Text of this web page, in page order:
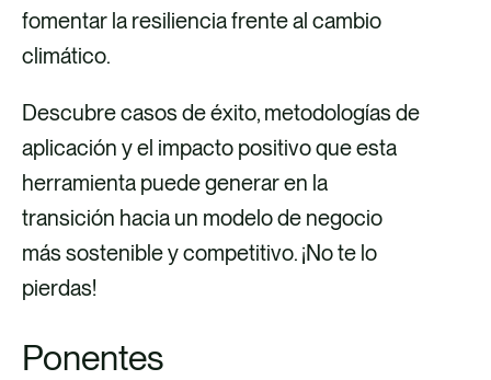
fomentar la resiliencia frente al cambio
climático.
Descubre casos de éxito, metodologías de
aplicación y el impacto positivo que esta
herramienta puede generar en la
transición hacia un modelo de negocio
más sostenible y competitivo. ¡No te lo
pierdas!
Ponentes